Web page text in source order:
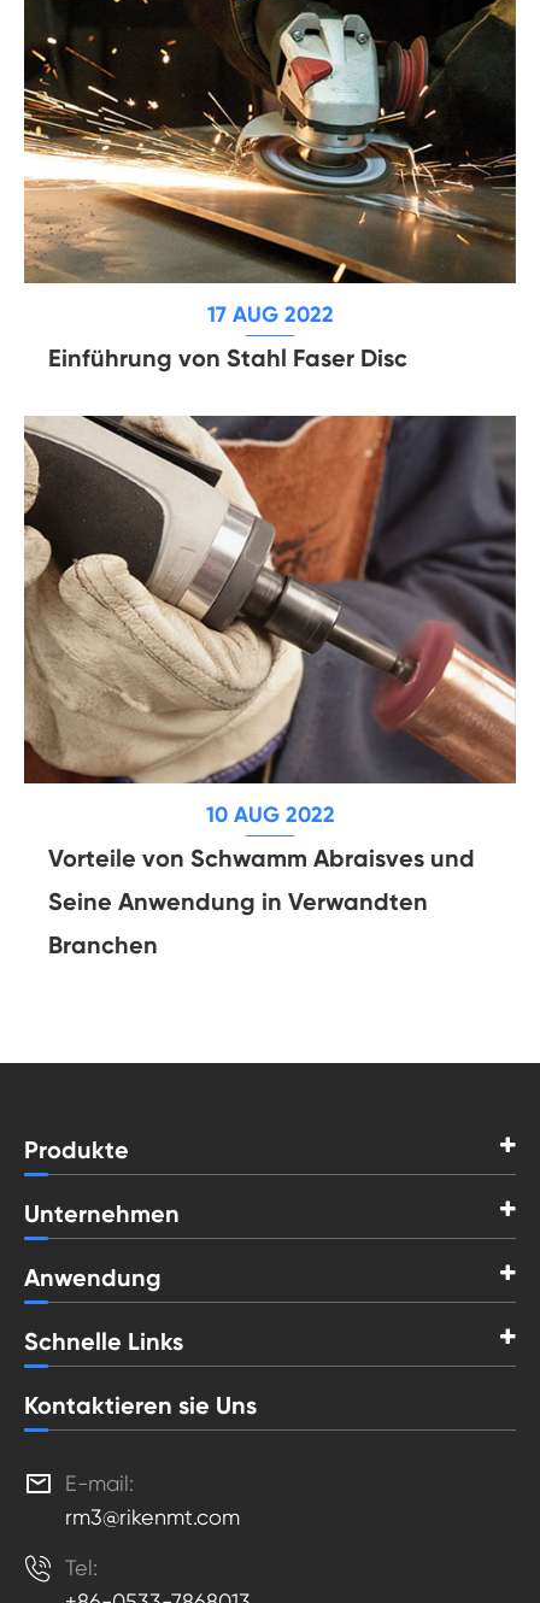
17 AUG 2022
Einführung von Stahl Faser Disc
10 AUG 2022
Vorteile von Schwamm Abraisves und
Seine Anwendung in Verwandten
Branchen
Produkte
Unternehmen
Anwendung
Schnelle Links
Kontaktieren sie Uns

E-mail:
rm3@rikenmt.com
 Tel: